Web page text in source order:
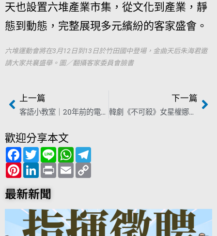
天也設置六堆產業市集，從文化到產業，靜
態到動態，完整展現多元繽紛的客家盛會。
六堆運動會將在3月12日到13日於竹田國中登場，金曲天后朱海君邀
請大家共襄盛舉。圖／翻攝客家委員會臉書
上一篇
客語小教室｜20年前的電話號碼 大Ｓ看了一秒就會
下一篇
韓劇《不可殺》女星權娜拉瘋花布 看似「客家花布」但細節有差
歡迎分享本文
F
a
c
e
b
o
o
T
w
i
t
t
e
r
L
i
n
e
W
h
a
t
s
P
i
n
t
e
e
s
t
L
i
n
k
e
I
n
P
r
i
E
m
a
n
k
最新新聞